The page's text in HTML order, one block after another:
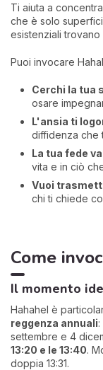
Ti aiuta a
che è solo
esistenziali
Puoi invocare
Cerchi la tua
osare
L'ansia ti
diffidenza che
La tua fede
vita e in ciò
Vuoi
chi ti chiede
Come
Il momento
Hahahel è
reggenza annuali
settembre e 4
13:20 e le 13:40.
doppia 13:31.